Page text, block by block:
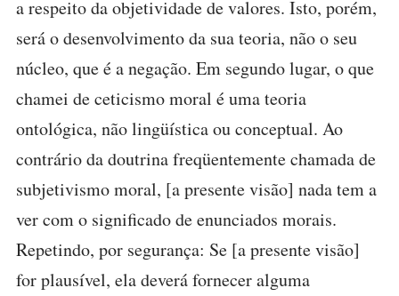
a respeito da objetividade de valores. Isto, porém,
será o desenvolvimento da sua teoria, não o seu
núcleo, que é a negação. Em segundo lugar, o que
chamei de ceticismo moral é uma teoria
ontológica, não lingüística ou conceptual. Ao
contrário da doutrina freqüentemente chamada de
subjetivismo moral, [a presente visão] nada tem a
ver com o significado de enunciados morais.
Repetindo, por segurança: Se [a presente visão]
for plausível, ela deverá fornecer alguma